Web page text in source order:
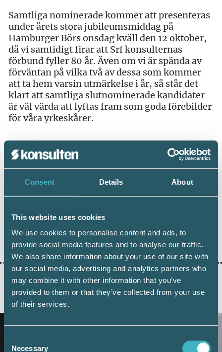
Consent Details About
This website uses cookies
We use cookies to personalise content and ads, to
provide social media features and to analyse our traffic.
We also share information about your use of our site with
our social media, advertising and analytics partners who
may combine it with other information that you’ve
provided to them or that they’ve collected from your use
of their services.
Selection
Necessary
Samtliga nominerade kommer att presenteras
under årets stora jubileumsmiddag på
Hamburger Börs onsdag kväll den 12 oktober,
då vi samtidigt firar att Srf konsulternas
förbund fyller 80 år. Även om vi är spända av
förväntan på vilka två av dessa som kommer
att ta hem varsin utmärkelse i år, så står det
klart att samtliga slutnominerade kandidater
är väl värda att lyftas fram som goda förebilder
för våra yrkeskårer.
Dela:
ÅRETS KONSULTER SRF DAGARNA
AKTUELLA ARTIKLAR